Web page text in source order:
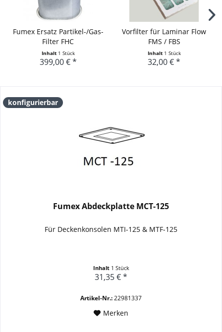
Fumex Ersatz Partikel-/Gas-
Filter FHC
Inhalt 1 Stück
399,00 € *
Vorfilter für Laminar Flow
FMS / FBS
Inhalt 1 Stück
32,00 € *
konfigurierbar
Fumex Abdeckplatte MCT-125
Für Deckenkonsolen MTI-125 & MTF-125
Inhalt 1 Stück
31,35 € *
Artikel-Nr.:22981337
Merken